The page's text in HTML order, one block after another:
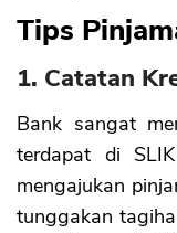
Tips
1. Catatan
Bank sangat
terdapat di
mengajukan
tunggakan